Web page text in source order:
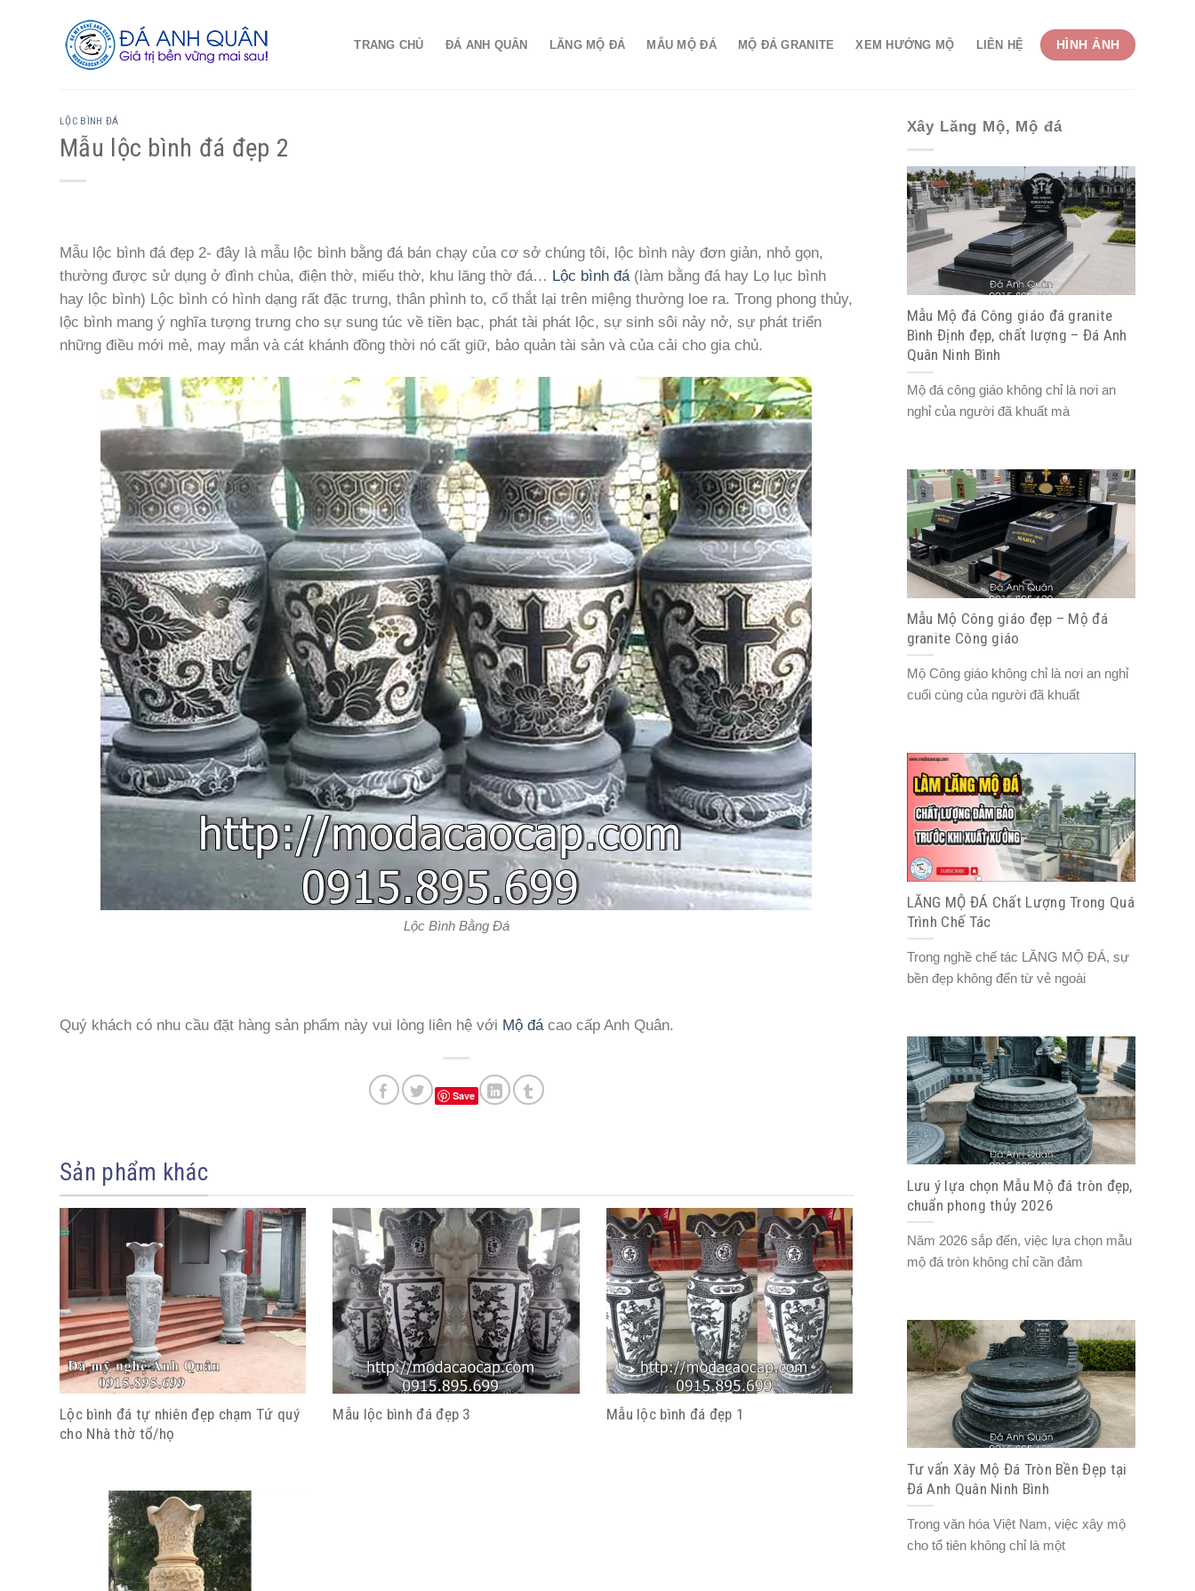
TRANG CHỦ ĐÁ ANH QUÂN LĂNG MỘ ĐÁ MẪU MỘ ĐÁ MỘ ĐÁ GRANITE XEM HƯỚNG MỘ LIÊN HỆ HÌNH ẢNH
LỘC BÌNH ĐÁ
Mẫu lộc bình đá đẹp 2
Mẫu lộc bình đá đẹp 2- đây là mẫu lộc bình bằng đá bán chạy của cơ sở chúng tôi, lộc bình này đơn giản, nhỏ gọn,
thường được sử dụng ở đình chùa, điện thờ, miếu thờ, khu lăng thờ đá… Lộc bình đá(làm bằng đá hay Lọ lục bình
hay lộc bình) Lộc bình có hình dạng rất đặc trưng, thân phình to, cổ thắt lại trên miệng thường loe ra. Trong phong thủy,
lộc bình mang ý nghĩa tượng trưng cho sự sung túc về tiền bạc, phát tài phát lộc, sự sinh sôi nảy nở, sự phát triển
những điều mới mẻ, may mắn và cát khánh đồng thời nó cất giữ, bảo quản tài sản và của cải cho gia chủ.
Lộc Bình Bằng Đá
Quý khách có nhu cầu đặt hàng sản phẩm này vui lòng liên hệ với Mộ đácao cấp Anh Quân.
Save
Sản phẩm khác
Lộc bình đá tự nhiên đẹp chạm Tứ quý
cho Nhà thờ tổ/họ
Mẫu lộc bình đá đẹp 3 Mẫu lộc bình đá đẹp 1
Xây Lăng Mộ, Mộ đá
Mẫu Mộ đá Công giáo đá granite
Bình Định đẹp, chất lượng – Đá Anh
Quân Ninh Bình
Mộ đá công giáo không chỉ là nơi an
nghỉ của người đã khuất mà
Mẫu Mộ Công giáo đẹp – Mộ đá
granite Công giáo
Mộ Công giáo không chỉ là nơi an nghỉ
cuối cùng của người đã khuất
LĂNG MỘ ĐÁ Chất Lượng Trong Quá
Trình Chế Tác
Trong nghề chế tác LĂNG MỘ ĐÁ, sự
bền đẹp không đến từ vẻ ngoài
Lưu ý lựa chọn Mẫu Mộ đá tròn đẹp,
chuẩn phong thủy 2026
Năm 2026 sắp đến, việc lựa chọn mẫu
mộ đá tròn không chỉ cần đảm
Tư vấn Xây Mộ Đá Tròn Bền Đẹp tại
Đá Anh Quân Ninh Bình
Trong văn hóa Việt Nam, việc xây mộ
cho tổ tiên không chỉ là một